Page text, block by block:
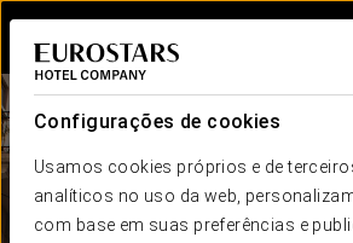
Configurações de cookies
Usamos cookies próprios e de
analíticos no uso da web,
com base em suas preferências e